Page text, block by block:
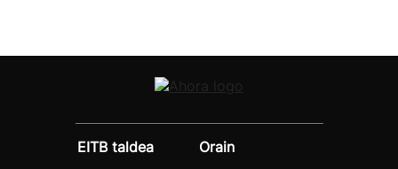
EITB taldea
Orain